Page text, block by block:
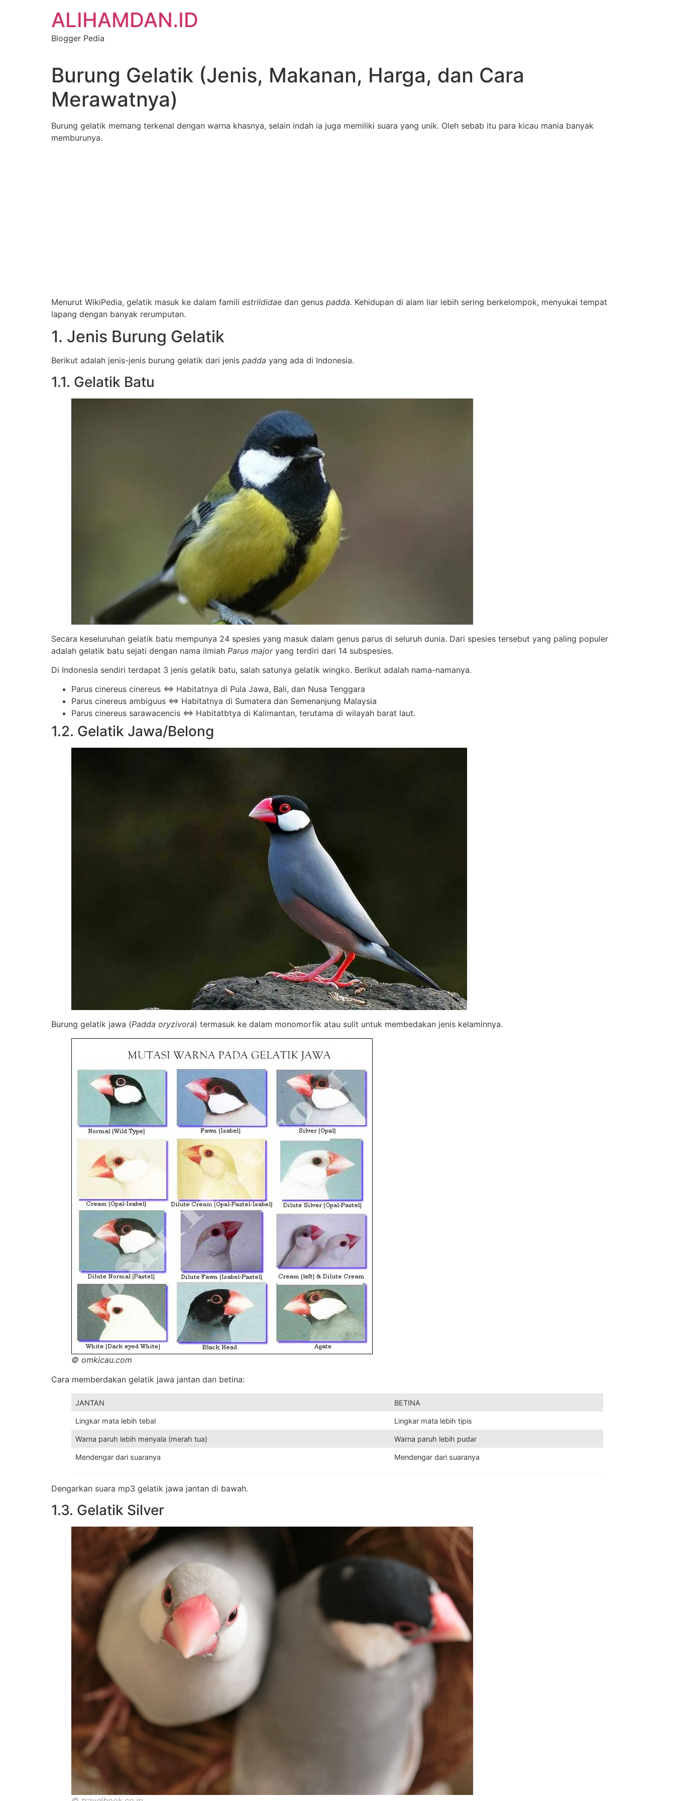
ALIHAMDAN.ID
Blogger Pedia
Burung Gelatik (Jenis, Makanan, Harga, dan Cara
Merawatnya)
Burung gelatik memang terkenal dengan warna khasnya, selain indah ia juga memiliki suara yang unik. Oleh sebab itu para kicau mania banyak
memburunya.
Menurut WikiPedia, gelatik masuk ke dalam famili estrildidae dan genus padda. Kehidupan di alam liar lebih sering berkelompok, menyukai tempat
lapang dengan banyak rerumputan.
1. Jenis Burung Gelatik
Berikut adalah jenis-jenis burung gelatik dari jenis padda yang ada di Indonesia.
1.1. Gelatik Batu
Secara keseluruhan gelatik batu mempunya 24 spesies yang masuk dalam genus parus di seluruh dunia. Dari spesies tersebut yang paling populer
adalah gelatik batu sejati dengan nama ilmiah Parus majoryang terdiri dari 14 subspesies.
Di Indonesia sendiri terdapat 3 jenis gelatik batu, salah satunya gelatik wingko. Berikut adalah nama-namanya.
Parus cinereus cinereus ⇔ Habitatnya di Pula Jawa, Bali, dan Nusa Tenggara
Parus cinereus ambiguus ⇔ Habitatnya di Sumatera dan Semenanjung Malaysia
Parus cinereus sarawacencis ⇔ Habitatbtya di Kalimantan, terutama di wilayah barat laut.
1.2. Gelatik Jawa/Belong
Burung gelatik jawa (Padda oryzivora) termasuk ke dalam monomorfik atau sulit untuk membedakan jenis kelaminnya.
© omkicau.com
Cara memberdakan gelatik jawa jantan dan betina:
JANTAN BETINA
Lingkar mata lebih tebal Lingkar mata lebih tipis
Warna paruh lebih menyala (merah tua) Warna paruh lebih pudar
Mendengar dari suaranya Mendengar dari suaranya
Dengarkan suara mp3 gelatik jawa jantan di bawah.
1.3. Gelatik Silver